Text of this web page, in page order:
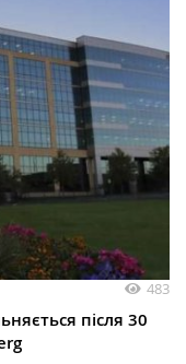
483
після 30